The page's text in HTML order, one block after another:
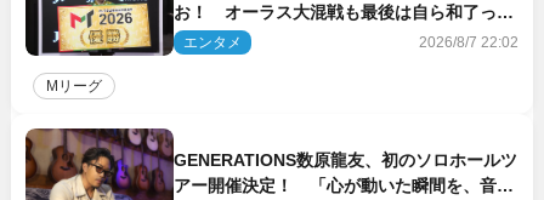
お！ オーラス大混戦も最後は自ら和了って
幕引き
エンタメ 2026/8/7 22:02
Mリーグ
GENERATIONS数原龍友、初のソロホールツ
アー開催決定！ 「心が動いた瞬間を、音に